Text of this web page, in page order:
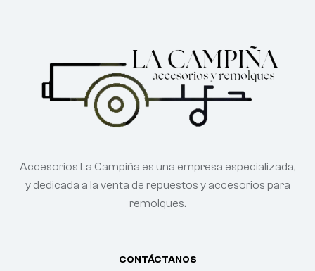
CONTÁCTANOS
Accesorios La Campiña es una empresa especializada,
y dedicada a la venta de repuestos y accesorios para
remolques.